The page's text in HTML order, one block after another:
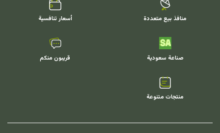
منافذ بيع متعددة أسعار تنافسية
صناعة سعودية قريبون منكم
منتجات متنوعة